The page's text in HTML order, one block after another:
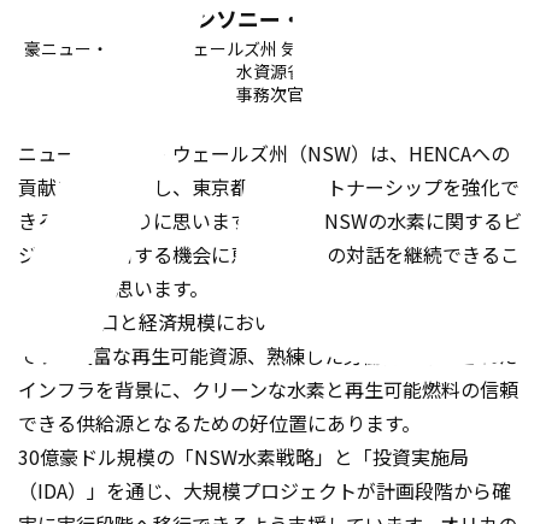
アンソニー・リーン
豪ニュー・サウス・ウェールズ州 気候変動・エネルギー・環境・
水資源省
事務次官
ニュー・サウス・ウェールズ州（NSW）は、HENCAへの
貢献を再び果たし、東京都とのパートナーシップを強化で
きることを誇りに思います。昨年、NSWの水素に関するビ
ジョンを共有する機会に恵まれ、その対話を継続できるこ
とを嬉しく思います。
NSWは人口と経済規模においてオーストラリア最大の州
です。豊富な再生可能資源、熟練した労働力、確立された
インフラを背景に、クリーンな水素と再生可能燃料の信頼
できる供給源となるための好位置にあります。
30億豪ドル規模の「NSW水素戦略」と「投資実施局
（IDA）」を通じ、大規模プロジェクトが計画段階から確